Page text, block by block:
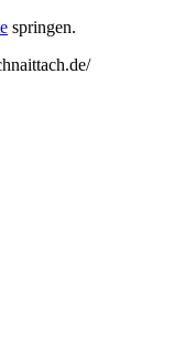
springen.